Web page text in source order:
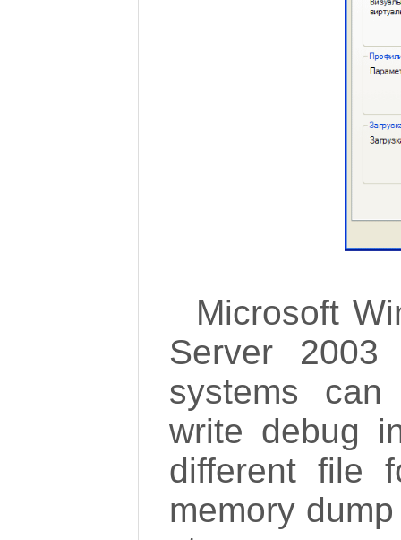
Microsoft
Server
systems
write debug
different file
memory